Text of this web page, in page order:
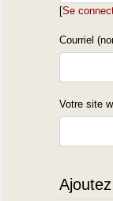
[Se
Courriel
Votre site